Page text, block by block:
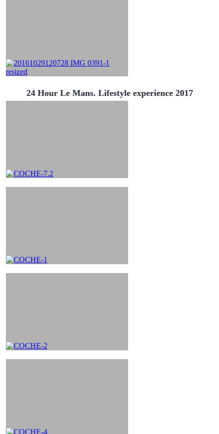
24 Hour Le Mans. Lifestyle experience 2017